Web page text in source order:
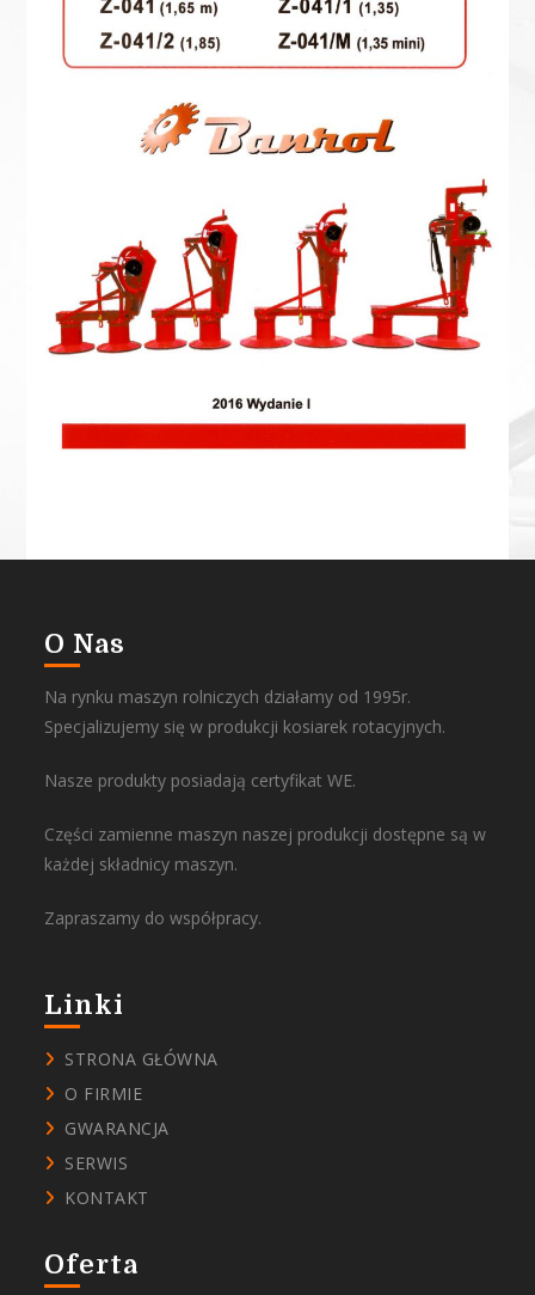
O Nas
Na rynku maszyn rolniczych działamy od 1995r.
Specjalizujemy się w produkcji kosiarek rotacyjnych.
Nasze produkty posiadają certyfikat WE.
Części zamienne maszyn naszej produkcji dostępne są w
każdej składnicy maszyn.
Zapraszamy do współpracy.
Linki
STRONA GŁÓWNA
O FIRMIE
GWARANCJA
SERWIS
KONTAKT
Oferta